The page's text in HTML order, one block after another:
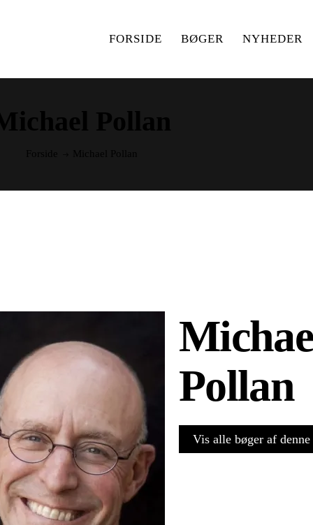
FORSIDE BØGER NYHEDER
Pollan
Vis alle bøger af